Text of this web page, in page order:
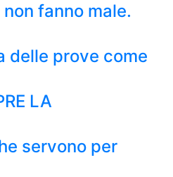
fanno male.
delle prove come
LA
servono per